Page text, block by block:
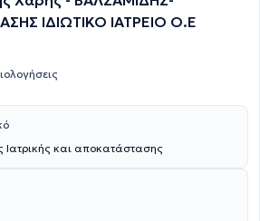
ΙΔΙΩΤΙΚΟ ΙΑΤΡΕΙΟ Ο.Ε
Ιατρικής και αποκατάστασης